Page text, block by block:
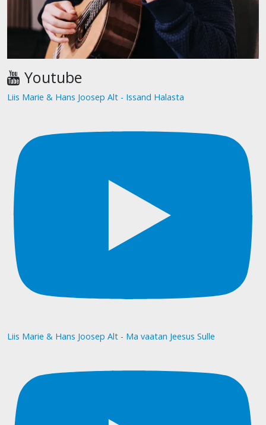
Youtube
Liis Marie & Hans Joosep Alt - Issand Halasta
Liis Marie & Hans Joosep Alt - Ma vaatan Jeesus Sulle